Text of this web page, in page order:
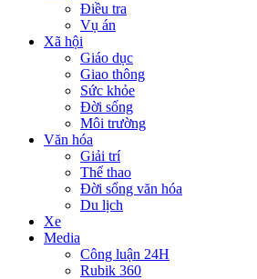
Điều tra
Vụ án
Xã hội
Giáo dục
Giao thông
Sức khỏe
Đời sống
Môi trường
Văn hóa
Giải trí
Thể thao
Đời sống văn hóa
Du lịch
Xe
Media
Công luận 24H
Rubik 360